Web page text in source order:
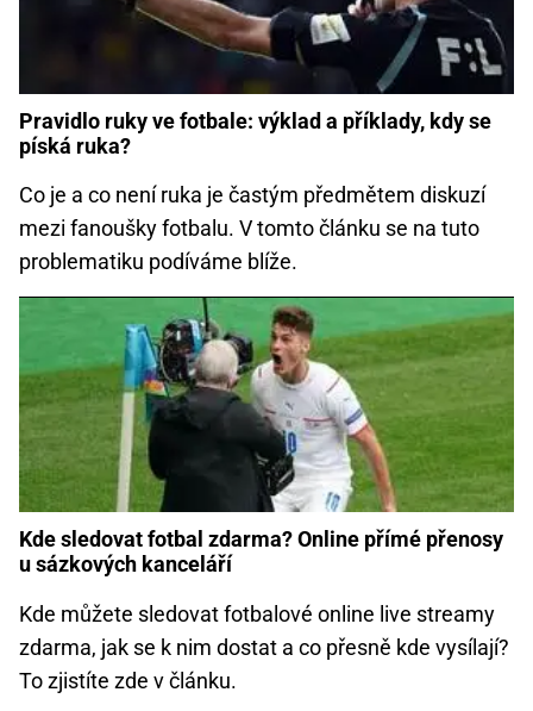
Pravidlo ruky ve fotbale: výklad a příklady, kdy se
píská ruka?
Co je a co není ruka je častým předmětem diskuzí
mezi fanoušky fotbalu. V tomto článku se na tuto
problematiku podíváme blíže.
Kde sledovat fotbal zdarma? Online přímé přenosy
u sázkových kanceláří
Kde můžete sledovat fotbalové online live streamy
zdarma, jak se k nim dostat a co přesně kde vysílají?
To zjistíte zde v článku.